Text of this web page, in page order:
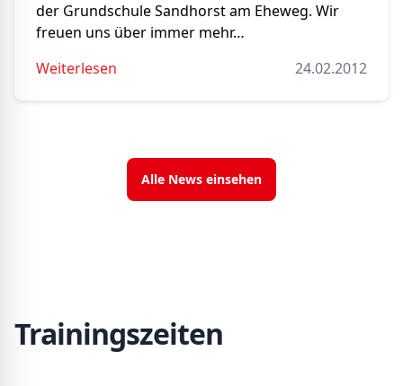
der Grundschule Sandhorst am Eheweg. Wir
freuen uns über immer mehr…
Weiterlesen
24.02.2012
Alle News einsehen
Trainingszeiten